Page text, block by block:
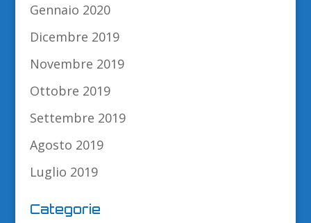
Gennaio 2020
Dicembre 2019
Novembre 2019
Ottobre 2019
Settembre 2019
Agosto 2019
Luglio 2019
Categorie